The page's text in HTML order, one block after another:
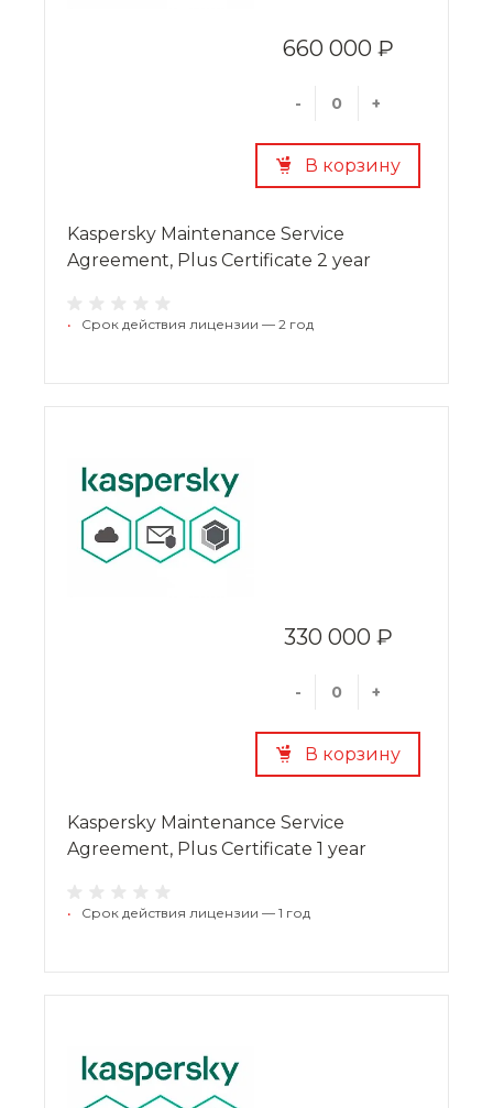
660 000 ₽
- +
В корзину
Kaspersky Maintenance Service
Agreement, Plus Certificate 2 year
• Срок действия лицензии — 2 год
330 000 ₽
- +
В корзину
Kaspersky Maintenance Service
Agreement, Plus Certificate 1 year
• Срок действия лицензии — 1 год